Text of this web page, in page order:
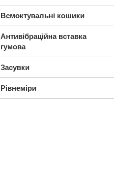
Всмоктувальні кошики
Антивібраційна вставка
гумова
Засувки
Рівнеміри